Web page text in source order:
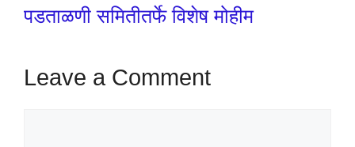
पडताळणी समितीतर्फे विशेष मोहीम
Leave a Comment